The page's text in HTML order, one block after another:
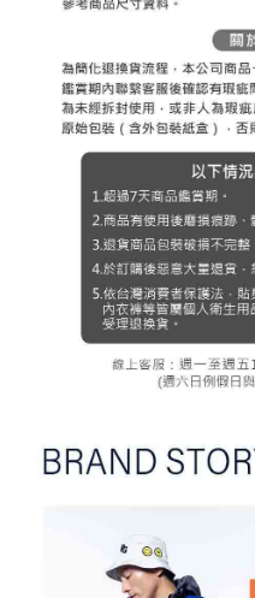
１．透過由恩沛科技股份有限公司
易，需依本服務之必要範圍內提供
權轉讓予恩沛科技股份有限公司。
２．關於個人資料處理事宜，請瀏
https://aftee.tw/terms/#terms3
３．未成年的使用者請事先徵得法
「AFTEE先享後付」，若未經同
４．使用「AFTEE先享後付」時
時審查核予不同之上限額度；若仍
請求用戶進行身份認證。
５．嚴禁一人註冊多個帳號或使用
恩沛科技股份有限公司將有權停止
7-11取貨付款
付款後7-11取貨
免運費